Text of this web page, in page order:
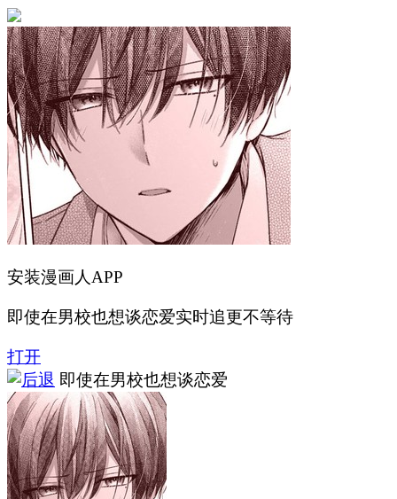
安装漫画人APP
即使在男校也想谈恋爱实时追更不等待
打开
即使在男校也想谈恋爱